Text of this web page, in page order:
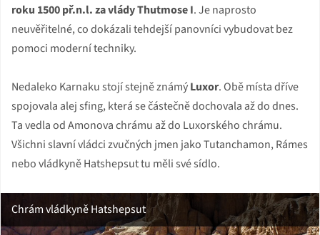
roku 1500 př.n.l. za vlády Thutmose I. Je naprosto
neuvěřitelné, co dokázali tehdejší panovníci vybudovat bez
pomoci moderní techniky.
Nedaleko Karnaku stojí stejně známýLuxor. Obě místa dříve
spojovala alej sfing, která se částečně dochovala až do dnes.
Ta vedla od Amonova chrámu až do Luxorského chrámu.
Všichni slavní vládci zvučných jmen jako Tutanchamon, Rámes
nebo vládkyně Hatshepsut tu měli své sídlo.
Chrám vládkyně Hatshepsut